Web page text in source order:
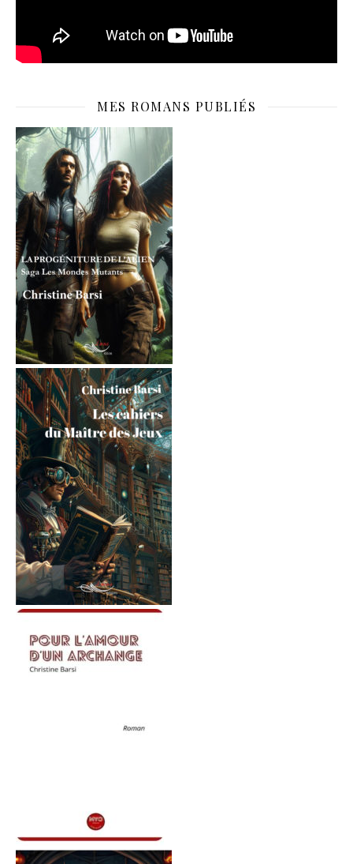
MES ROMANS PUBLIÉS